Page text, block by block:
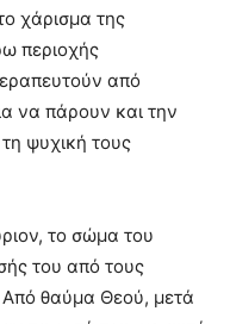
χάρισμα της
περιοχής
από
να πάρουν και την
τη ψυχική τους
το σώμα του
του από τους
Από θαύμα Θεού, μετά